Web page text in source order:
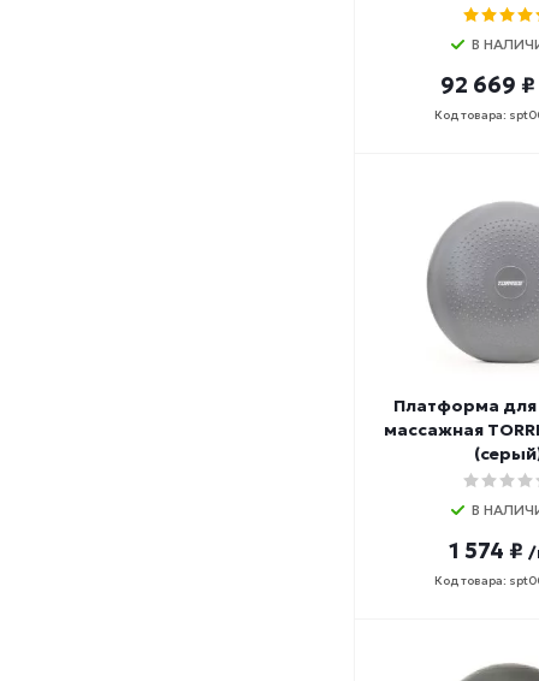
В
92 669 ₽
Код товара:
Платформа для
массажная
В
1 574 ₽ /
Код товара: